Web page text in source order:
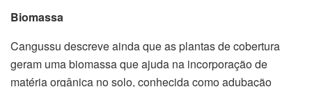
Biomassa
Cangussu descreve ainda que as plantas de cobertura
geram uma biomassa que ajuda na incorporação de
matéria orgânica no solo, conhecida como adubação